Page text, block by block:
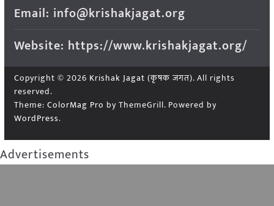
Email: info@krishakjagat.org
Website: https://www.krishakjagat.org/
Copyright © 2026 Krishak Jagat (कृषक जगत). All rights
reserved.
Theme: ColorMag Pro by ThemeGrill. Powered by
WordPress.
Advertisements